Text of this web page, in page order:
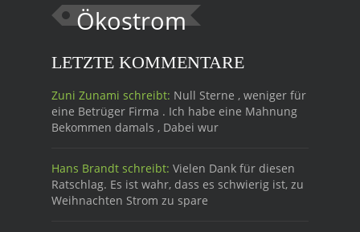
Ökostrom
LETZTE KOMMENTARE
Zuni Zunami schreibt: Null Sterne , weniger für
eine Betrüger Firma . Ich habe eine Mahnung
Bekommen damals , Dabei wur
Hans Brandt schreibt: Vielen Dank für diesen
Ratschlag. Es ist wahr, dass es schwierig ist, zu
Weihnachten Strom zu spare